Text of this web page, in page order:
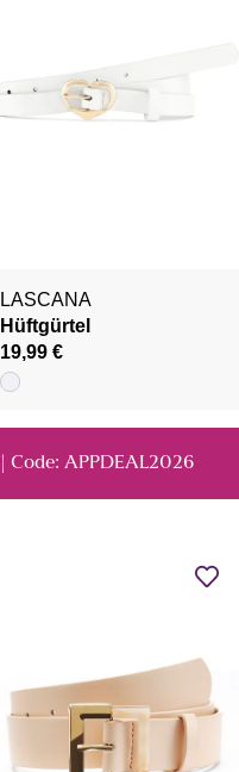
LASCANA
Hüftgürtel
19,99 €
| Code: APPDEAL2026